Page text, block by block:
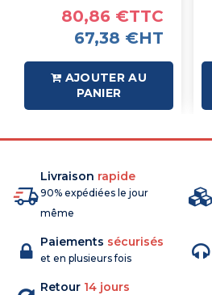
80,86 €TTC
67,38 €HT
AJOUTER AU
PANIER
Livraison rapide
90% expédiées le jour
même
Paiements sécurisés
et en plusieurs fois
Retour 14 jours